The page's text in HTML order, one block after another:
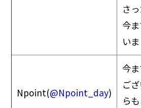
さ
今
いま
Npoint(@Npoint_day)
今
ご
ら